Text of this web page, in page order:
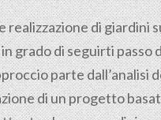
realizzazione di giardini
grado di seguirti passo
parte
di un progetto